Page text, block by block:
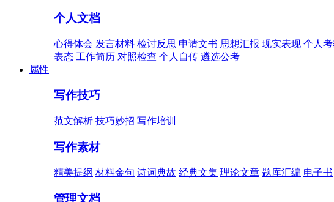
个人文档
心得体会 发言材料 检讨反思 申请文书 思想汇报 现实表现 个人
表态 工作简历 对照检查 个人自传 遴选公考
属性
写作技巧
范文解析 技巧妙招 写作培训
写作素材
精美提纲 材料金句 诗词典故 经典文集 理论文章 题库汇编 电子书
管理文档